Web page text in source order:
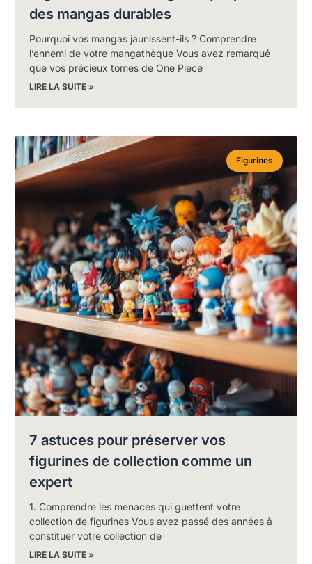
des mangas durables
Pourquoi vos mangas jaunissent-ils ? Comprendre
l’ennemi de votre mangathèque Vous avez remarqué
que vos précieux tomes de One Piece
LIRE LA SUITE »
Figurines
7 astuces pour préserver vos
figurines de collection comme un
expert
1. Comprendre les menaces qui guettent votre
collection de figurines Vous avez passé des années à
constituer votre collection de
LIRE LA SUITE »